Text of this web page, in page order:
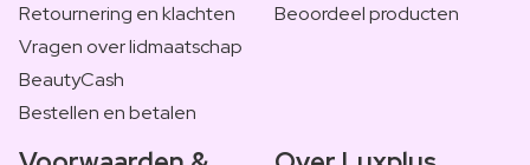
Retournering en klachten
Vragen over lidmaatschap
BeautyCash
Bestellen en betalen
Beoordeel producten